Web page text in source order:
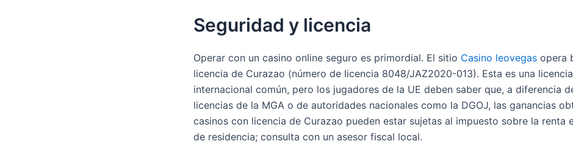
Seguridad y licencia
Operar con un casino online seguro es primordial. El sitio Casino leovegas opera
licencia de Curazao (número de licencia 8048/JAZ2020-013). Esta es una licencia
internacional común, pero los jugadores de la UE deben saber que, a diferencia
licencias de la MGA o de autoridades nacionales como la DGOJ, las ganancias
casinos con licencia de Curazao pueden estar sujetas al impuesto sobre la renta
de residencia; consulta con un asesor fiscal local.